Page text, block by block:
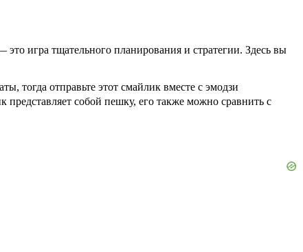
игра тщательного планирования и стратегии. Здесь вы
тогда отправьте этот смайлик вместе с эмодзи
представляет собой пешку, его также можно сравнить с